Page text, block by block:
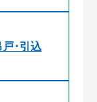
･引込